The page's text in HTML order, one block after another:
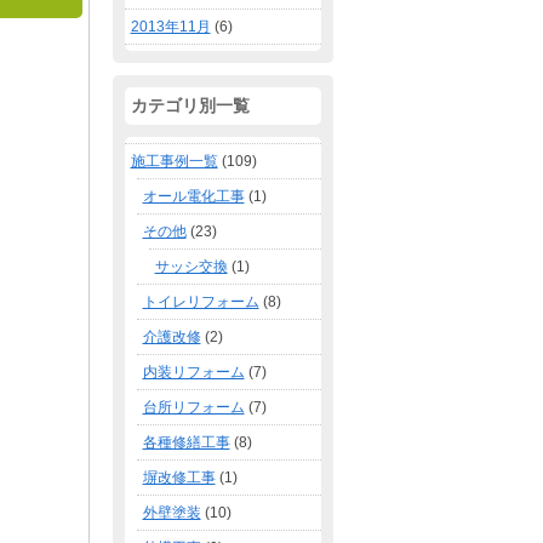
2013年11月 (6)
カテゴリ別一覧
施工事例一覧(109)
オール電化工事(1)
その他(23)
サッシ交換 (1)
トイレリフォーム (8)
介護改修(2)
内装リフォーム (7)
台所リフォーム (7)
各種修繕工事(8)
塀改修工事(1)
外壁塗装 (10)